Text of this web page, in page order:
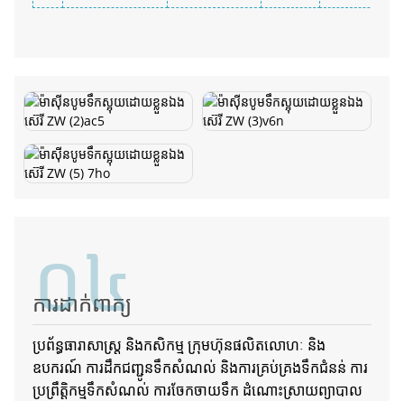
០៤
ការដាក់ពាក្យ
ប្រព័ន្ធធារាសាស្រ្ត និងកសិកម្ម ក្រុមហ៊ុនផលិតលោហៈ និង
ឧបករណ៍ ការដឹកជញ្ជូនទឹកសំណល់ និងការគ្រប់គ្រងទឹកជំនន់ ការ
ប្រព្រឹត្តិកម្មទឹកសំណល់ ការចែកចាយទឹក ដំណោះស្រាយព្យាបាល